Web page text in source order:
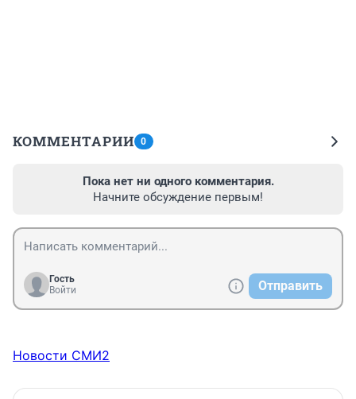
КОММЕНТАРИИ 0
Пока нет ни одного комментария.
Начните обсуждение первым!
Гость
Войти
Отправить
Новости СМИ2